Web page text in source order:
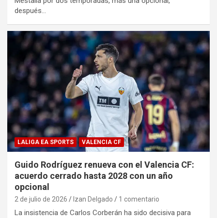
después…
LALIGA EA SPORTS VALENCIA CF
Guido Rodríguez renueva con el Valencia CF:
acuerdo cerrado hasta 2028 con un año
opcional
2 de julio de 2026 Izan Delgado 1 comentario
La insistencia de Carlos Corberán ha sido decisiva para